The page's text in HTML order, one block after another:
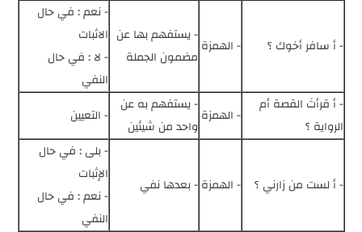
- أ سافر أخوك ؟ - الهمزة
- يستفهم بها عن
مضمون الجملة
- نعم : في حال
الاثبات
- لا : في حال
النفي
- أ قرأتَ القصة أم
الرواية ؟
- الهمزة
- يستفهم به عن
واحد من شيئين
- التعيين
- أ لست من زارني ؟ - الهمزة - بعدها نفي
-بلى : في حال
الإثبات
- نعم : في حال
النفي